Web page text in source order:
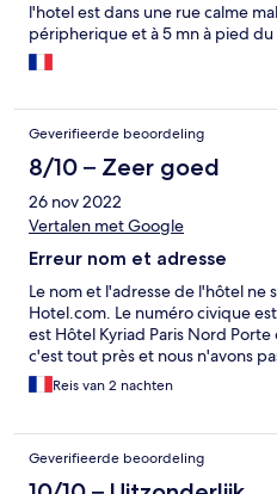
l'hotel est dans une rue calme
péripherique et à 5 mn à pied
Geverifieerde beoordeling
8/10 – Zeer goed
26 nov 2022
Vertalen met Google
Erreur nom et adresse
Le nom et l'adresse de l'hôtel ne
Hotel.com. Le numéro civique
est Hôtel Kyriad Paris Nord
c'est tout près et nous n'avons
Reis van 2 nachten
Geverifieerde beoordeling